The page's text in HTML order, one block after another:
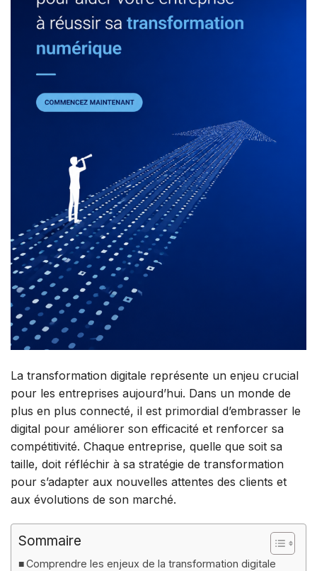
La transformation digitale représente un enjeu crucial
pour les entreprises aujourd’hui. Dans un monde de
plus en plus connecté, il est primordial d’embrasser le
digital pour améliorer son efficacité et renforcer sa
compétitivité. Chaque entreprise, quelle que soit sa
taille, doit réfléchir à sa stratégie de transformation
pour s’adapter aux nouvelles attentes des clients et
aux évolutions de son marché.
Sommaire
Comprendre les enjeux de la transformation digitale